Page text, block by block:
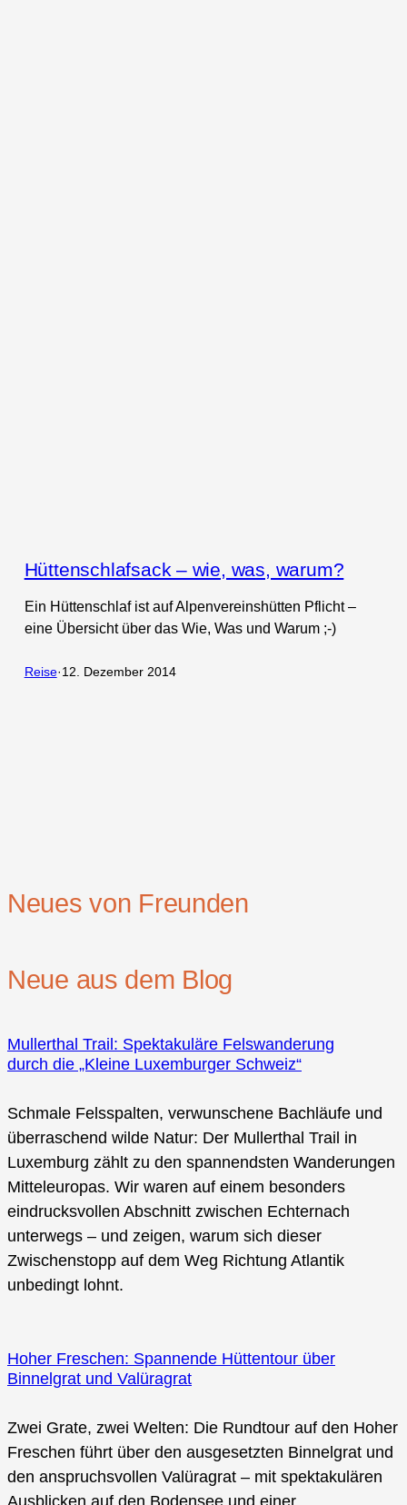
Hüttenschlafsack – wie, was, warum?
Ein Hüttenschlaf ist auf Alpenvereinshütten Pflicht –
eine Übersicht über das Wie, Was und Warum ;-)
Reise·12. Dezember 2014
Neues von Freunden
Neue aus dem Blog
Mullerthal Trail: Spektakuläre Felswanderung
durch die „Kleine Luxemburger Schweiz“
Schmale Felsspalten, verwunschene Bachläufe und
überraschend wilde Natur: Der Mullerthal Trail in
Luxemburg zählt zu den spannendsten Wanderungen
Mitteleuropas. Wir waren auf einem besonders
eindrucksvollen Abschnitt zwischen Echternach
unterwegs – und zeigen, warum sich dieser
Zwischenstopp auf dem Weg Richtung Atlantik
unbedingt lohnt.
Hoher Freschen: Spannende Hüttentour über
Binnelgrat und Valüragrat
Zwei Grate, zwei Welten: Die Rundtour auf den Hoher
Freschen führt über den ausgesetzten Binnelgrat und
den anspruchsvollen Valüragrat – mit spektakulären